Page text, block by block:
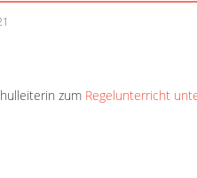
zum Regelunterricht